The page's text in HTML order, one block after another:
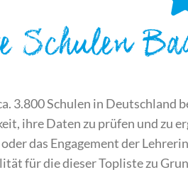
Schulen
3.800 Schulen in
ihre Daten zu prüfen und zu
das Engagement der
für die dieser Topliste zu